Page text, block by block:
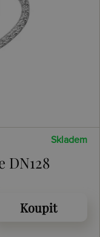
Skladem
Koupit